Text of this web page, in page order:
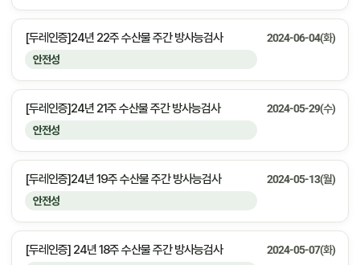
안전성
[두레인증]24년 22주 수산물 주간 방사능검사 2024-06-04(화)
안전성
[두레인증]24년 21주 수산물 주간 방사능검사 2024-05-29(수)
안전성
[두레인증]24년 19주 수산물 주간 방사능검사 2024-05-13(월)
[두레인증] 24년 18주 수산물 주간 방사능검사 2024-05-07(화)